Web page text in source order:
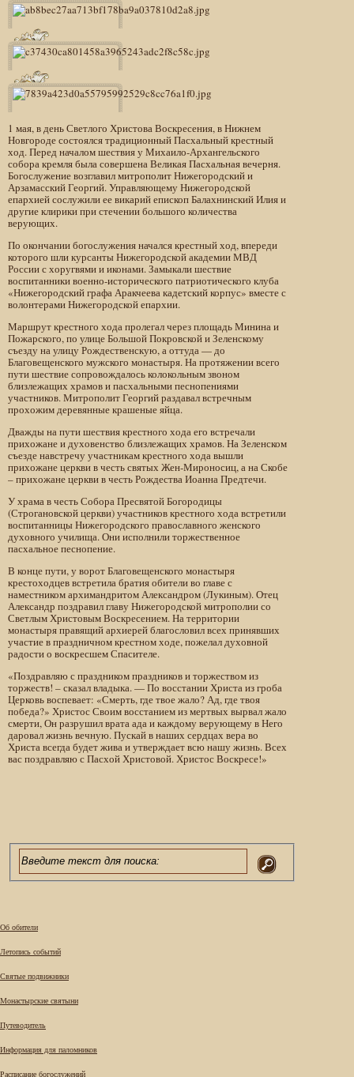
1 мая, в день Светлого Христова Воскресения, в Нижнем
Новгороде состоялся традиционный Пасхальный крестный
ход. Перед началом шествия у Михаило-Архангельского
собора кремля была совершена Великая Пасхальная вечерня.
Богослужение возглавил митрополит Нижегородский и
Арзамасский Георгий. Управляющему Нижегородской
епархией сослужили ее викарий епископ Балахнинский Илия и
другие клирики при стечении большого количества
верующих.
По окончании богослужения начался крестный ход, впереди
которого шли курсанты Нижегородской академии МВД
России с хоругвями и иконами. Замыкали шествие
воспитанники военно-исторического патриотического клуба
«Нижегородский графа Аракчеева кадетский корпус» вместе с
волонтерами Нижегородской епархии.
Маршрут крестного хода пролегал через площадь Минина и
Пожарского, по улице Большой Покровской и Зеленскому
съезду на улицу Рождественскую, а оттуда — до
Благовещенского мужского монастыря. На протяжении всего
пути шествие сопровождалось колокольным звоном
близлежащих храмов и пасхальными песнопениями
участников. Митрополит Георгий раздавал встречным
прохожим деревянные крашеные яйца.
Дважды на пути шествия крестного хода его встречали
прихожане и духовенство близлежащих храмов. На Зеленском
съезде навстречу участникам крестного хода вышли
прихожане церкви в честь святых Жен-Мироносиц, а на Скобе
– прихожане церкви в честь Рождества Иоанна Предтечи.
У храма в честь Собора Пресвятой Богородицы
(Строгановской церкви) участников крестного хода встретили
воспитанницы Нижегородского православного женского
духовного училища. Они исполнили торжественное
пасхальное песнопение.
В конце пути, у ворот Благовещенского монастыря
крестоходцев встретила братия обители во главе с
наместником архимандритом Александром (Лукиным). Отец
Александр поздравил главу Нижегородской митрополии со
Светлым Христовым Воскресением. На территории
монастыря правящий архиерей благословил всех принявших
участие в праздничном крестном ходе, пожелал духовной
радости о воскресшем Спасителе.
«Поздравляю с праздником праздников и торжеством из
торжеств! – сказал владыка. — По восстании Христа из гроба
Церковь воспевает: «Смерть, где твое жало? Ад, где твоя
победа?» Христос Своим восстанием из мертвых вырвал жало
смерти, Он разрушил врата ада и каждому верующему в Него
даровал жизнь вечную. Пускай в наших сердцах вера во
Христа всегда будет жива и утверждает всю нашу жизнь. Всех
вас поздравляю с Пасхой Христовой. Христос Воскресе!»
Об обители
Летопись событий
Святые подвижники
Монастырские святыни
Путеводитель
Информация для паломников
Расписание богослужений